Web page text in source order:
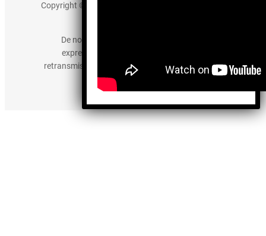
Copyright © 2025 somos-hermanos.mx. Todos los
De no existir previa autorización, queda
expresamente prohibida la publicación,
retransmisión, edición y cualquier otro uso de los
contenidos.